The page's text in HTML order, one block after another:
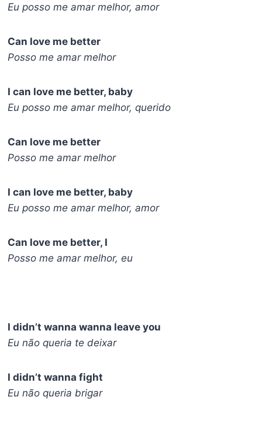
Eu posso me amar melhor, amor
Can love me better
Posso me amar melhor
I can love me better, baby
Eu posso me amar melhor, querido
Can love me better
Posso me amar melhor
I can love me better, baby
Eu posso me amar melhor, amor
Can love me better, I
Posso me amar melhor, eu
I didn’t wanna wanna leave you
Eu não queria te deixar
I didn’t wanna fight
Eu não queria brigar